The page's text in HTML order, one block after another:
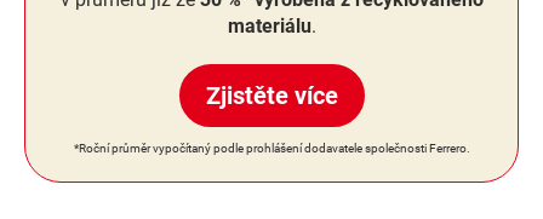
materiálu.
Zjistěte více
*Roční průměr vypočítaný podle prohlášení dodavatele společnosti Ferrero.